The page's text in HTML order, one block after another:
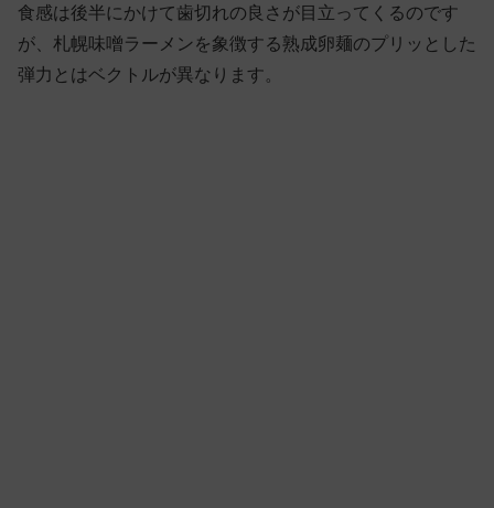
食感は後半にかけて歯切れの良さが目立ってくるのです
が、札幌味噌ラーメンを象徴する熟成卵麺のプリッとした
弾力とはベクトルが異なります。